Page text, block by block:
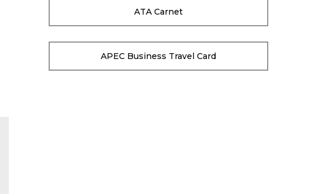
ATA Carnet
APEC Business Travel Card